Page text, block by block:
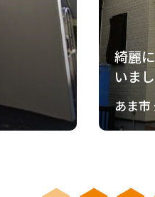
綺麗
いまし
あま市